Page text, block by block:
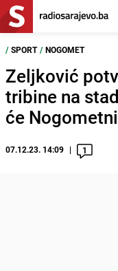
/ SPORT / NOGOMET
Zeljković
tribine na
će
07.12.23. 14:09 1